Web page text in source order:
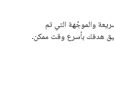
والموجّهة التي تم
هدفك بأسرع وقت ممكن.